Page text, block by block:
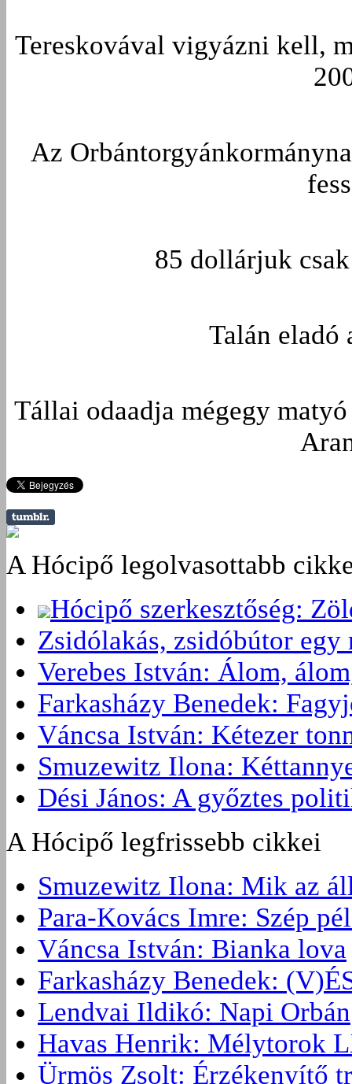
Tereskovával vigyázni kell,
Az
85 dollárjuk
Talán eladó
Tállai odaadja mégegy
A Hócipő legolvasottabb
Hócipő szerkesztőség:
Zsidólakás, zsidóbútor
Verebes István: Álom,
Farkasházy Benedek:
Váncsa István: Kétezer
Smuzewitz Ilona:
Dési János: A győztes
A Hócipő legfrissebb cikkei
Smuzewitz Ilona: Mik az
Para-Kovács Imre: Szép
Váncsa István: Bianka lova
Farkasházy Benedek:
Lendvai Ildikó: Napi Orbán
Havas Henrik: Mélytorok
Ürmös Zsolt: Érzékenyítő